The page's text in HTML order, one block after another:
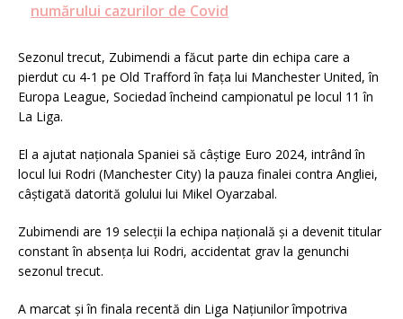
numărului cazurilor de Covid
Sezonul trecut, Zubimendi a făcut parte din echipa care a
pierdut cu 4-1 pe Old Trafford în fața lui Manchester United, în
Europa League, Sociedad încheind campionatul pe locul 11 în
La Liga.
El a ajutat naționala Spaniei să câștige Euro 2024, intrând în
locul lui Rodri (Manchester City) la pauza finalei contra Angliei,
câștigată datorită golului lui Mikel Oyarzabal.
Zubimendi are 19 selecții la echipa națională și a devenit titular
constant în absența lui Rodri, accidentat grav la genunchi
sezonul trecut.
A marcat și în finala recentă din Liga Națiunilor împotriva